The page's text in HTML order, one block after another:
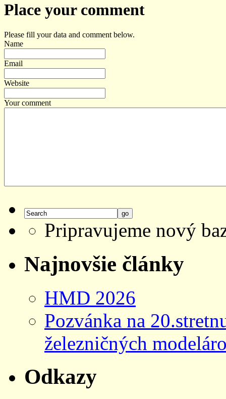
Place your comment
Please fill your data and comment below.
Name
Email
Website
Your comment
Pripravujeme nový
Najnovšie články
HMD 2026
Pozvánka na
železničných
Odkazy